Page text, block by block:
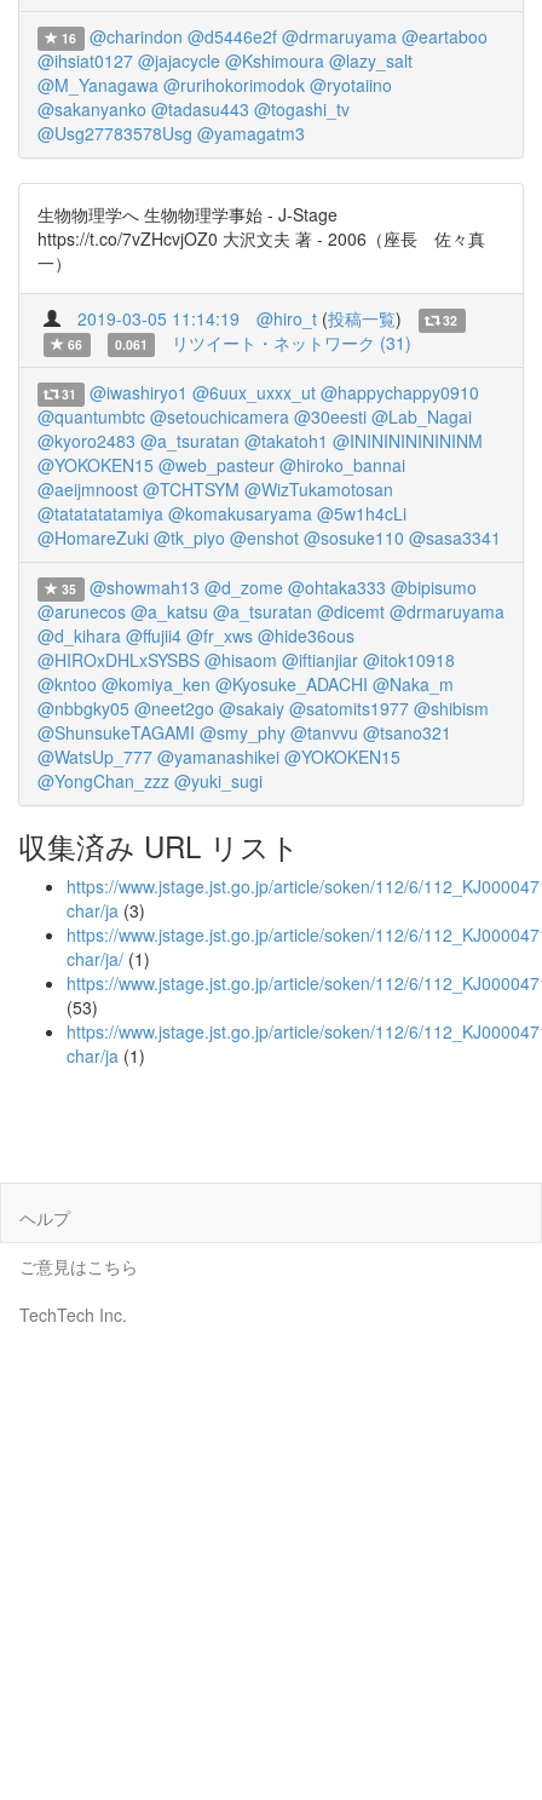
16 @charindon @d5446e2f @drmaruyama @eartaboo
@ihsiat0127 @jajacycle @Kshimoura @lazy_salt
@M_Yanagawa @rurihokorimodok @ryotaiino
@sakanyanko @tadasu443 @togashi_tv
@Usg27783578Usg @yamagatm3
生物物理学へ 生物物理学事始 - J-Stage
https://t.co/7vZHcvjOZ0 大沢文夫 著 - 2006（座長 佐々真
一）
2019-03-05 11:14:19 @hiro_t (投稿一覧)
32
66
0.061 リツイート・ネットワーク (31)
31 @iwashiryo1 @6uux_uxxx_ut @happychappy0910
@quantumbtc @setouchicamera @30eesti @Lab_Nagai
@kyoro2483 @a_tsuratan @takatoh1 @INININININININM
@YOKOKEN15 @web_pasteur @hiroko_bannai
@aeijmnoost @TCHTSYM @WizTukamotosan
@tatatatatamiya @komakusaryama @5w1h4cLi
@HomareZuki @tk_piyo @enshot @sosuke110 @sasa3341
35 @showmah13 @d_zome @ohtaka333 @bipisumo
@arunecos @a_katsu @a_tsuratan @dicemt @drmaruyama
@d_kihara @ffujii4 @fr_xws @hide36ous
@HIROxDHLxSYSBS @hisaom @iftianjiar @itok10918
@kntoo @komiya_ken @Kyosuke_ADACHI @Naka_m
@nbbgky05 @neet2go @sakaiy @satomits1977 @shibism
@ShunsukeTAGAMI @smy_phy @tanvvu @tsano321
@WatsUp_777 @yamanashikei @YOKOKEN15
@YongChan_zzz @yuki_sugi
収集済み URL リスト
https://www.jstage.jst.go.jp/article/soken/112/6/
char/ja (3)
https://www.jstage.jst.go.jp/article/soken/112/6/
char/ja/ (1)
https://www.jstage.jst.go.jp/article/soken/112/6/
(53)
https://www.jstage.jst.go.jp/article/soken/112/6/
char/ja (1)
ヘルプ
ご意見はこちら
TechTech Inc.